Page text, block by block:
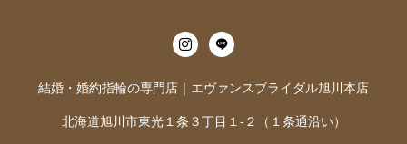
結婚・婚約指輪の専門店｜エヴァンスブライダル旭川本店
北海道旭川市東光１条３丁目１-２（１条通沿い）